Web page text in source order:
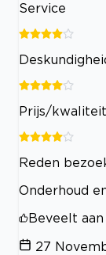
Service
Prijs/kwaliteit
Reden
Onderhoud
Beveelt aan
27